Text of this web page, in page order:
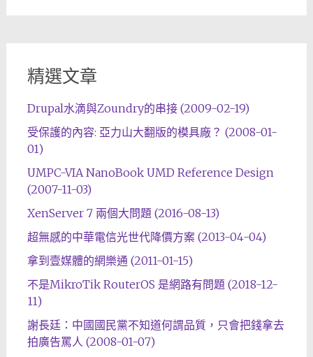
精選文章
Drupal水滴與Zoundry的串接 (2009-02-19)
受保護的內容: 亞力山大翻版的模具廠？ (2008-01-
01)
UMPC-VIA NanoBook UMD Reference Design
(2007-11-03)
XenServer 7 兩個大問題 (2016-08-13)
超無感的中華電信光世代降價方案 (2013-04-04)
拿到壹媒體的網樂通 (2011-01-15)
不是MikroTik RouterOS 是網路有問題 (2018-12-
11)
謝長廷：中國國民黨不知道何謂品質，只會把錢拿去
拍廣告罵人 (2008-01-07)